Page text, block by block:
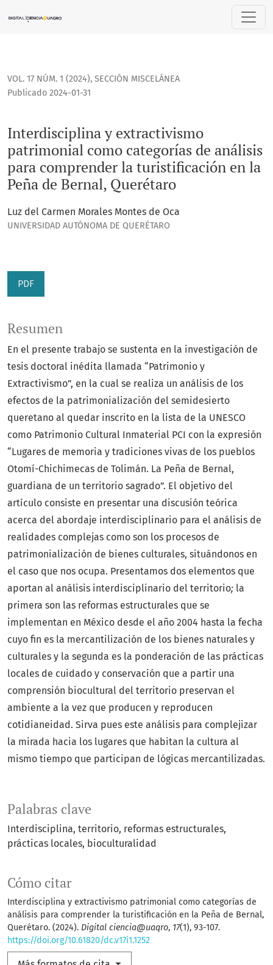
Interdisciplina y extractivismo patrimonial como
VOL. 17 NÚM. 1 (2024), SECCIÓN MISCELÁNEA
Interdisciplina y extractivismo
patrimonial como categorías de análisis
para comprender la turistificación en la
Peña de Bernal, Querétaro
Publicado 2024-01-31
Luz del Carmen Morales Montes de Oca
UNIVERSIDAD AUTÓNOMA DE QUERÉTARO
PDF
Palabras clave
Interdisciplina, territorio, reformas estructurales,
prácticas locales, bioculturalidad
Cómo citar
Interdisciplina y extractivismo patrimonial como categorías de
análisis para comprender la turistificación en la Peña de Bernal,
Querétaro. (2024). Digital ciencia@uaqro, 17(1), 93-107.
https://doi.org/10.61820/dc.v17i1.1252
Resumen
En el presente trabajo se sustenta en la investigación de
tesis doctoral inédita llamada “Patrimonio y
Extractivismo”, en la cual se realiza un análisis de los
efectos de la patrimonialización del semidesierto
queretano al quedar inscrito en la lista de la UNESCO
como Patrimonio Cultural Inmaterial PCI con la expresión
“Lugares de memoria y tradiciones vivas de los pueblos
Otomí-Chichimecas de Tolimán. La Peña de Bernal,
guardiana de un territorio sagrado”. El objetivo del
artículo consiste en presentar una discusión teórica
acerca del abordaje interdisciplinario para el análisis de
realidades complejas como son los procesos de
patrimonialización de bienes culturales, situándonos en
el caso que nos ocupa. Presentamos dos elementos que
aportan al análisis interdisciplinario del territorio; la
primera son las reformas estructurales que se
implementan en México desde el año 2004 hasta la fecha
cuyo fin es la mercantilización de los bienes naturales y
culturales y la segunda es la ponderación de las prácticas
locales de cuidado y conservación que a partir una
comprensión biocultural del territorio preservan el
ambiente a la vez que producen y reproducen
cotidianeidad. Sirva pues este análisis para complejizar
la mirada hacia los lugares que habitan la cultura al
mismo tiempo que participan de lógicas mercantilizadas.